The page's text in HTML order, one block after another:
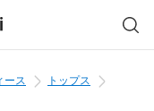
ース
トップス